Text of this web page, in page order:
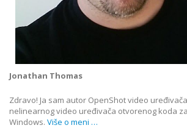
Jonathan Thomas
Zdravo! Ja sam autor OpenShot video
nelinearnog video uređivača otvorenog koda
Windows. Više o meni …